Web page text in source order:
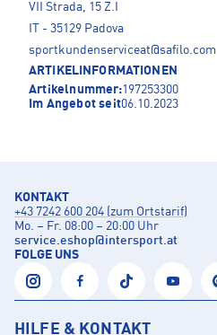
VII Strada, 15 Z.I
IT - 35129 Padova
sportkundenserviceat@safilo.com
ARTIKELINFORMATIONEN
Artikelnummer:197253300
Im Angebot seit06.10.2023
KONTAKT
+43 7242 600 204 (zum Ortstarif)
Mo. – Fr. 08:00 – 20:00 Uhr
service.eshop@intersport.at
FOLGE UNS
HILFE & KONTAKT